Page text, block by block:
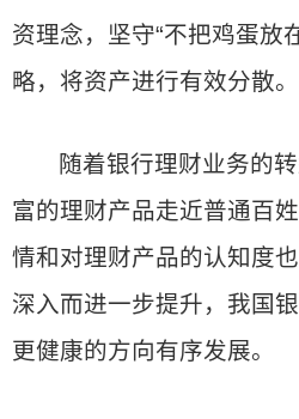
资理念，坚守“不把鸡蛋放
略，将资产进行有效分散。
随着银行理财业务的
富的理财产品走近普通百
情和对理财产品的认知度
深入而进一步提升，我国
更健康的方向有序发展。